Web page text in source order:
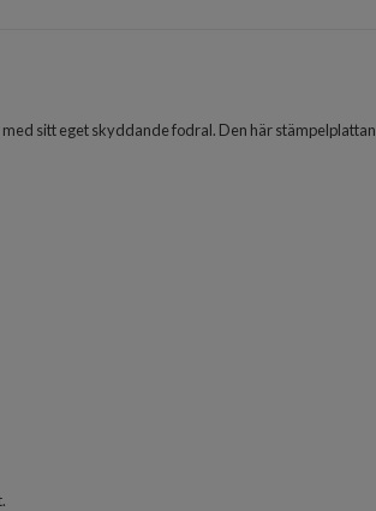
sitt eget skyddande fodral. Den här stämpelplattan